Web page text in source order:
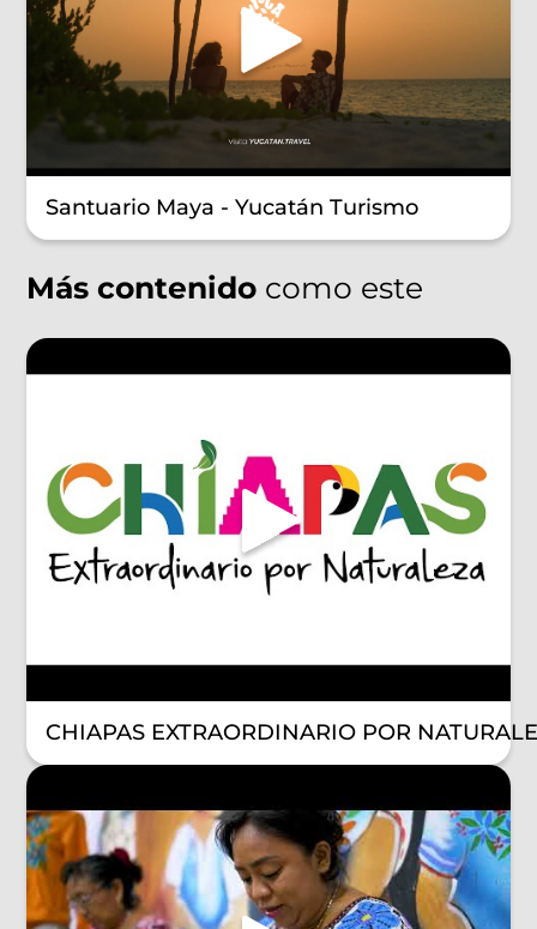
Santuario Maya - Yucatán Turismo
Más contenido como este
CHIAPAS EXTRAORDINARIO POR